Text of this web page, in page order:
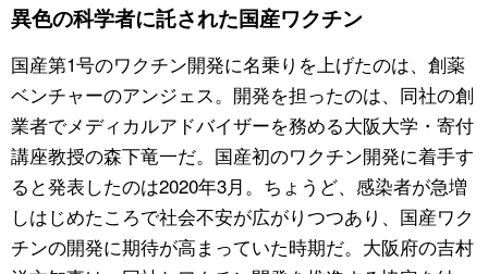
異色の科学者に託された国産ワクチン
国産第1号のワクチン開発に名乗りを上げたのは、創薬
ベンチャーのアンジェス。開発を担ったのは、同社の創
業者でメディカルアドバイザーを務める大阪大学・寄付
講座教授の森下竜一だ。国産初のワクチン開発に着手す
ると発表したのは2020年3月。ちょうど、感染者が急増
しはじめたころで社会不安が広がりつつあり、国産ワク
チンの開発に期待が高まっていた時期だ。大阪府の吉村